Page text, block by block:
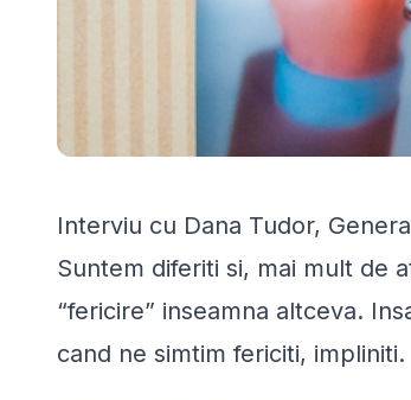
Interviu cu Dana Tudor,
Suntem diferiti si, mai mult de
“fericire” inseamna altceva.
cand ne simtim fericiti, impliniti.